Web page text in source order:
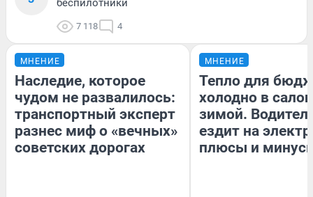
беспилотники
7 118 4
МНЕНИЕ
Наследие, которое
чудом не развалилось:
транспортный эксперт
разнес миф о «вечных»
советских дорогах
МНЕНИЕ
Тепло для
холодно в
зимой.
ездит на
плюсы и